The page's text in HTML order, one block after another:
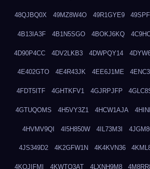
48QJBQ0X 49MZ8W4O 49R1GYE9
4B13IA3F 4B1N5SGO 4BOKJ6KQ
4D90P4CC 4DV2LKB3 4DWPQY14
4E402GTO 4E4R43JK 4EE6J1ME
4FDT5ITF 4GHTKFV1 4GJRPJFP
4GTUQOMS 4H5VY3Z1 4HCW1AJA
4HVMV9QI 4I5H850W 4IL73M3I
4JS349D2 4K2GFW1N 4K4KVN36
4KQJIFMI 4KWTO3AT 4LXNH9M8